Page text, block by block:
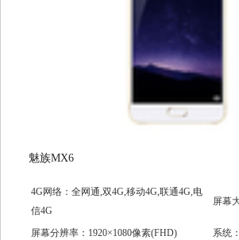
魅族MX6
4G网络：全网通,双4G,移动4G,联通4G,电
信4G
屏幕
屏幕分辨率：1920×1080像素(FHD) 系统